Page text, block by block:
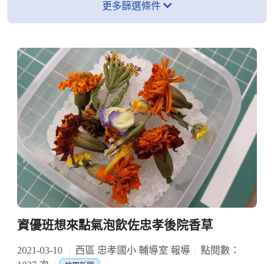
更多篩選條件
資優班想來點氣泡飲佐忠孝後院香草
2021-03-10 西區 忠孝國小 輔導室 報導
點閱數：